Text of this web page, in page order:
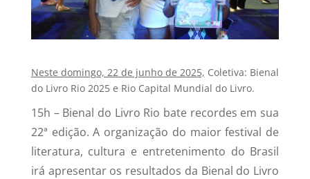
Neste domingo, 22 de junho de 2025, Coletiva: Bienal
do Livro Rio 2025 e Rio Capital Mundial do Livro.
15h – Bienal do Livro Rio bate recordes em sua
22ª edição. A organização do maior festival de
literatura, cultura e entretenimento do Brasil
irá apresentar os resultados da Bienal do Livro